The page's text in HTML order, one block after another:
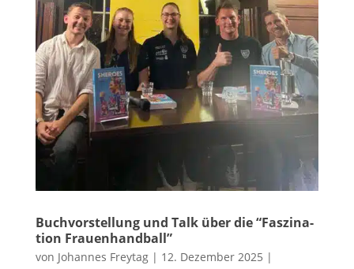
Buch­vor­stel­lung und Talk über die “Fas­zi­na­
tion Frauenhandball”
von Johannes Freytag| 12. Dezember 2025 |